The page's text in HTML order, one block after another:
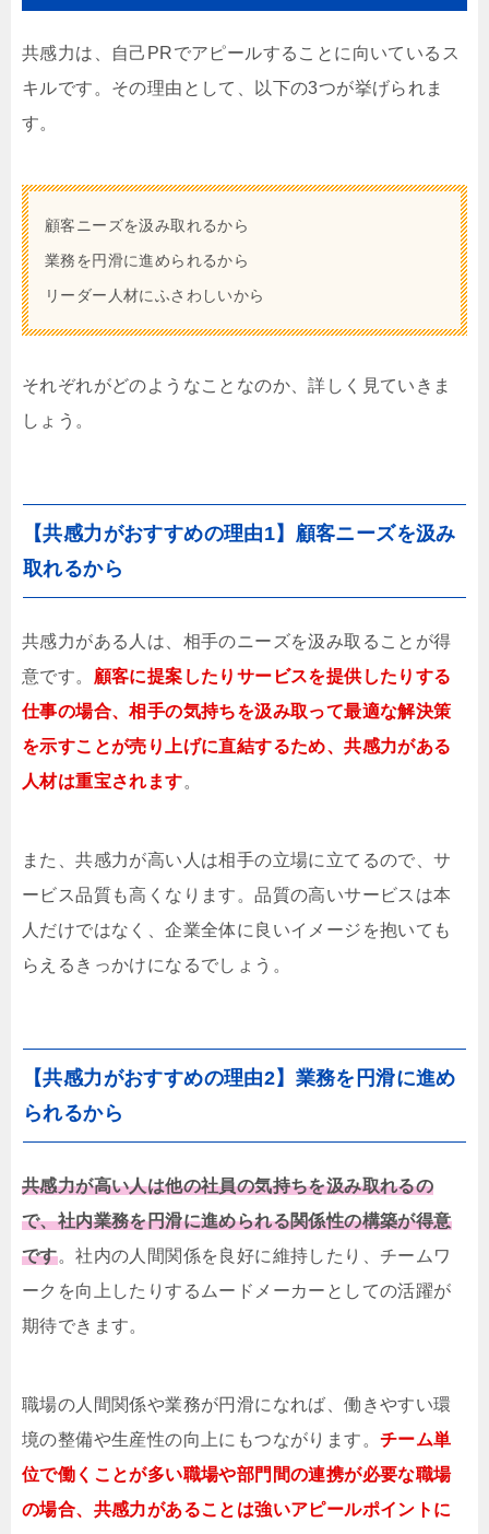
共感力は、自己PRでアピールすることに向いているス
キルです。その理由として、以下の3つが挙げられま
す。
顧客ニーズを汲み取れるから
業務を円滑に進められるから
リーダー人材にふさわしいから
それぞれがどのようなことなのか、詳しく見ていきま
しょう。
【共感力がおすすめの理由1】顧客ニーズを汲み
取れるから
共感力がある人は、相手のニーズを汲み取ることが得
意です。 顧客に提案したりサービスを提供したりする
仕事の場合、相手の気持ちを汲み取って最適な解決策
を示すことが売り上げに直結するため、共感力がある
人材は重宝されます。
また、共感力が高い人は相手の立場に立てるので、サ
ービス品質も高くなります。品質の高いサービスは本
人だけではなく、企業全体に良いイメージを抱いても
らえるきっかけになるでしょう。
【共感力がおすすめの理由2】業務を円滑に進め
られるから
共感力が高い人は他の社員の気持ちを汲み取れるの
で、社内業務を円滑に進められる関係性の構築が得意
です。社内の人間関係を良好に維持したり、チームワ
ークを向上したりするムードメーカーとしての活躍が
期待できます。
職場の人間関係や業務が円滑になれば、働きやすい環
境の整備や生産性の向上にもつながります。 チーム単
位で働くことが多い職場や部門間の連携が必要な職場
の場合、共感力があることは強いアピールポイントに